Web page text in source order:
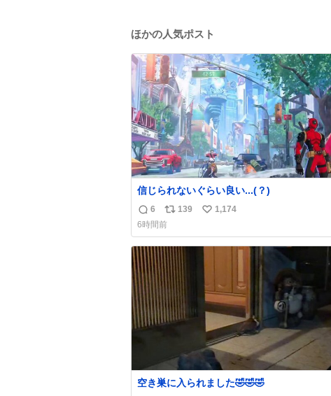
ほかの人気ポスト
信じられないぐらい良い...(？)
返
信
数
6
リ
ポ
ス
ト
数
139
い
ね
1,174
6時間前
空き巣に入られました🤣🤣🤣